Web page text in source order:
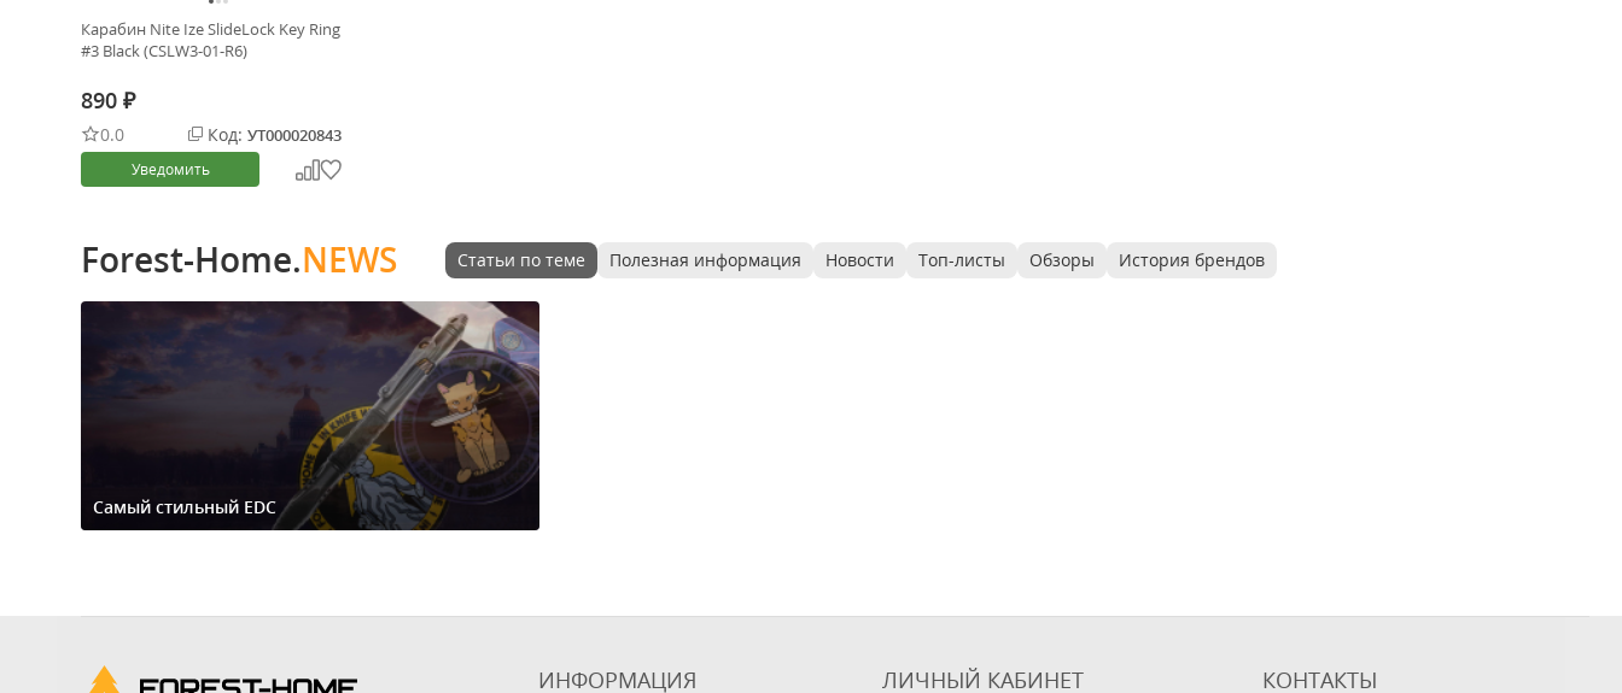
Карабин Nite Ize SlideLock Key Ring
#3 Black (CSLW3-01-R6)
890 ₽
0.0 Код: УТ000020843
Уведомить
Forest-Home.NEWS Статьи по теме Полезная информация Новости Топ-листы Обзоры История брендов
Самый стильный EDC
ИНФОРМАЦИЯ ЛИЧНЫЙ КАБИНЕТ КОНТАКТЫ